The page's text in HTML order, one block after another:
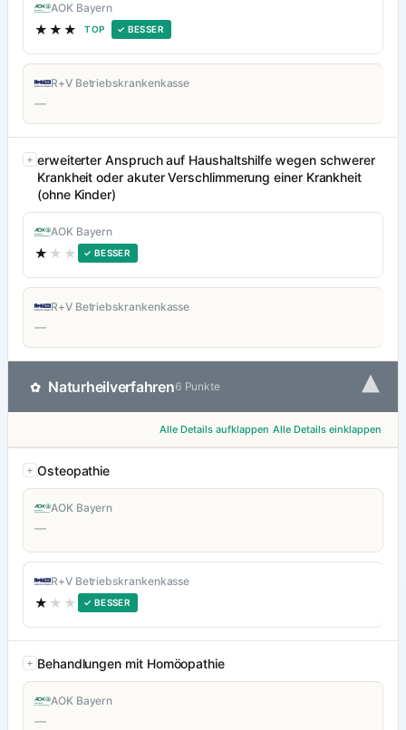
AOK Bayern
★★★ TOP ✓ BESSER
R+V Betriebskrankenkasse
—
erweiterter Anspruch auf Haushaltshilfe wegen schwerer
Krankheit oder akuter Verschlimmerung einer Krankheit
(ohne Kinder)
AOK Bayern
★ ★★ ✓ BESSER
R+V Betriebskrankenkasse
—
✿ Naturheilverfahren6 Punkte ▾
Alle Details aufklappen Alle Details einklappen
Osteopathie
AOK Bayern
—
R+V Betriebskrankenkasse
★ ★★ ✓ BESSER
Behandlungen mit Homöopathie
AOK Bayern
—